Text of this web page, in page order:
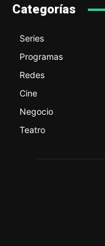
Categorías
Series
Programas
Redes
Cine
Negocio
Teatro